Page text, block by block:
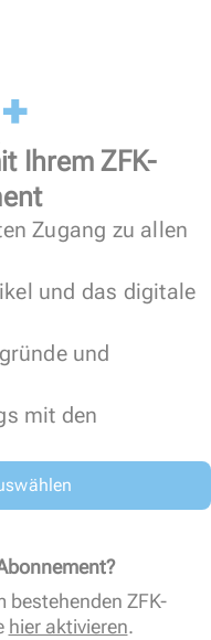
Ihrem ZFK-
Zugang zu allen
und das digitale
und
mit den
bestehenden ZFK-
hier aktivieren.